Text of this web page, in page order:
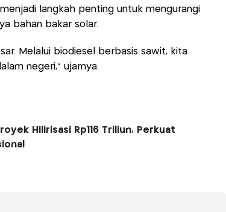
langkah penting untuk mengurangi
bahan bakar solar.
Melalui biodiesel berbasis sawit, kita
negeri,” ujarnya.
Hilirisasi Rp116 Triliun, Perkuat